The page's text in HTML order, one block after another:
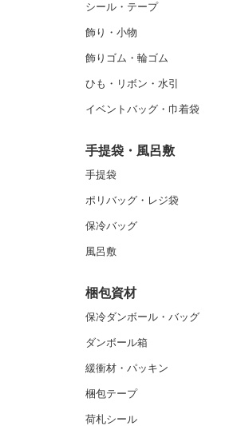
シール・テープ
飾り・小物
飾りゴム・輪ゴム
ひも・リボン・水引
イベントバッグ・巾着袋
手提袋・風呂敷
手提袋
ポリバッグ・レジ袋
保冷バッグ
風呂敷
梱包資材
保冷ダンボール・バッグ
ダンボール箱
緩衝材・パッキン
梱包テープ
荷札シール